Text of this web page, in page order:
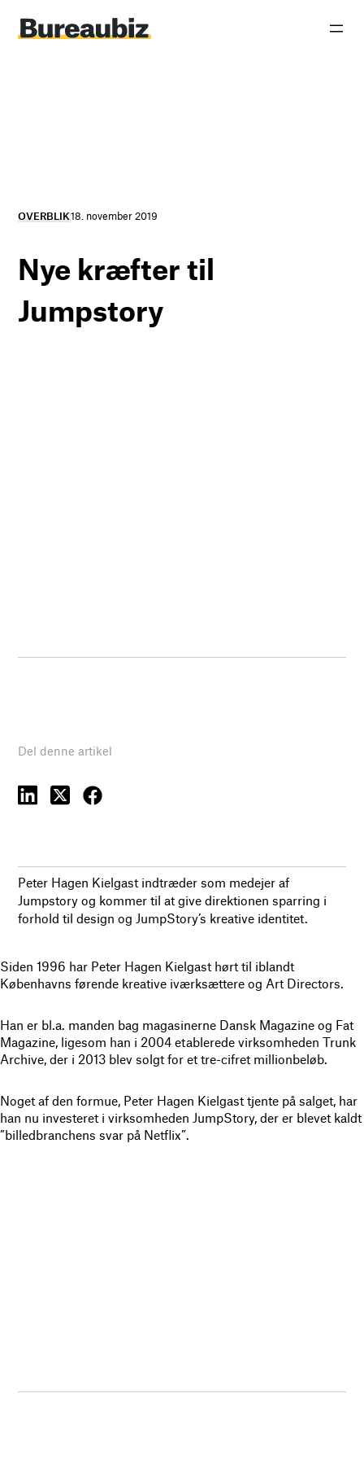
indhold
OVERBLIK18. november 2019
Nye kræfter til
Jumpstory
Del denne artikel
Peter Hagen Kielgast indtræder som medejer af
Jumpstory og kommer til at give direktionen sparring i
forhold til design og JumpStory’s kreative identitet.
Siden 1996 har Peter Hagen Kielgast hørt til iblandt
Københavns førende kreative iværksættere og Art Directors.
Han er bl.a. manden bag magasinerne Dansk Magazine og Fat
Magazine, ligesom han i 2004 etablerede virksomheden Trunk
Archive, der i 2013 blev solgt for et tre-cifret millionbeløb.
Noget af den formue, Peter Hagen Kielgast tjente på salget, har
han nu investeret i virksomheden JumpStory, der er blevet kaldt
”billedbranchens svar på Netflix”.